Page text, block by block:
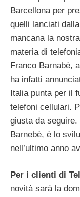
Barcellona per
quelli lanciati
mancana la
materia di
Franco Barnabè,
ha infatti
Italia punta per il
telefoni cellulari.
giusta da
Barnebè, è lo
nell’ultimo anno
Per i clienti di
novità sarà la